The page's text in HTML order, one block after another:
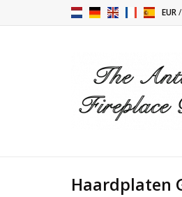
EUR/
Haardplaten